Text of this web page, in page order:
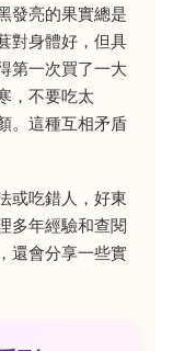
發亮的果實總是
對身體好，但具
第一次買了一大
，不要吃太
。這種互相矛盾
或吃錯人，好東
多年經驗和查閱
還會分享一些實